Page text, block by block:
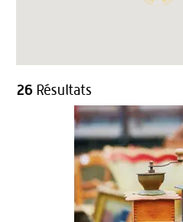
26 Résultats